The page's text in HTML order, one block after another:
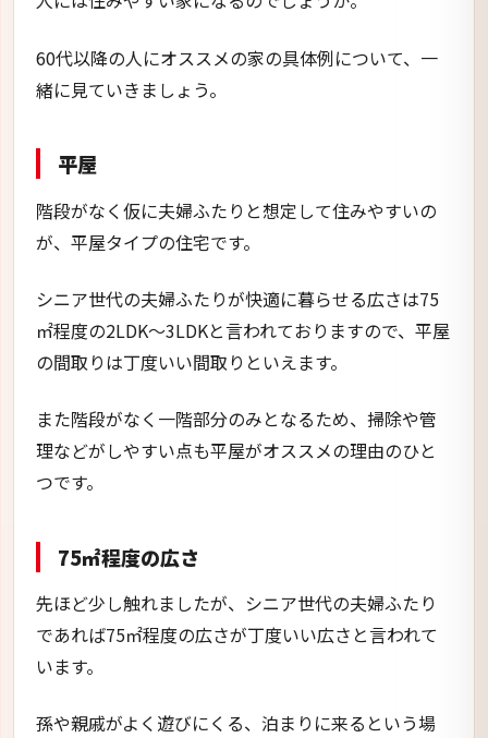
60代以降の人にオススメの家の具体例について、一
緒に見ていきましょう。
平屋
階段がなく仮に夫婦ふたりと想定して住みやすいの
が、平屋タイプの住宅です。
シニア世代の夫婦ふたりが快適に暮らせる広さは75
㎡程度の2LDK～3LDKと言われておりますので、平屋
の間取りは丁度いい間取りといえます。
また階段がなく一階部分のみとなるため、掃除や管
理などがしやすい点も平屋がオススメの理由のひと
つです。
75㎡程度の広さ
先ほど少し触れましたが、シニア世代の夫婦ふたり
であれば75㎡程度の広さが丁度いい広さと言われて
います。
孫や親戚がよく遊びにくる、泊まりに来るという場